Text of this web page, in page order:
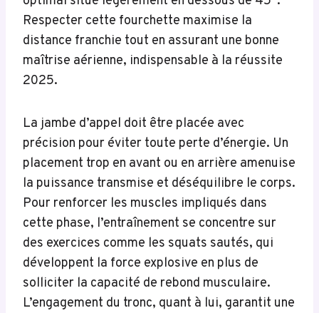
Respecter cette fourchette maximise la
distance franchie tout en assurant une bonne
maîtrise aérienne, indispensable à la réussite
2025.
La jambe d’appel doit être placée avec
précision pour éviter toute perte d’énergie. Un
placement trop en avant ou en arrière amenuise
la puissance transmise et déséquilibre le corps.
Pour renforcer les muscles impliqués dans
cette phase, l’entraînement se concentre sur
des exercices comme les squats sautés, qui
développent la force explosive en plus de
solliciter la capacité de rebond musculaire.
L’engagement du tronc, quant à lui, garantit une